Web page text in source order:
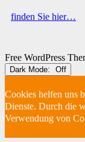
finden Sie hier…
Free WordPress
Dark Mode:
Cookies helfen uns
Dienste. Durch die
Verwendung von